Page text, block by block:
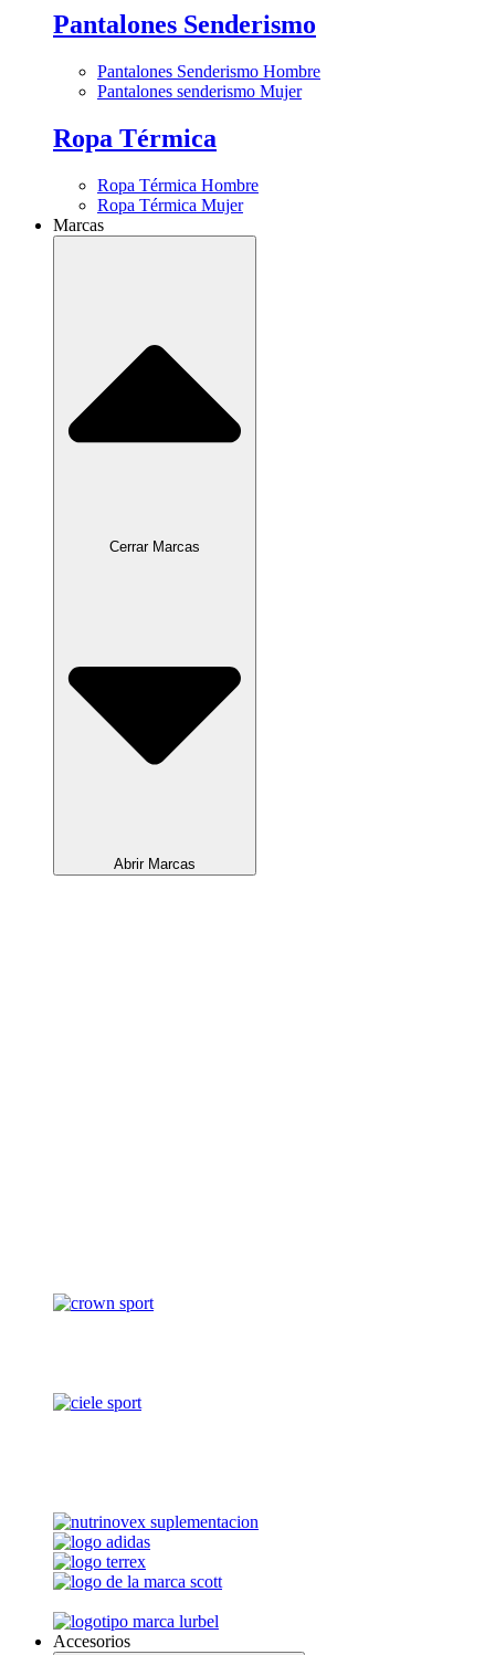
Pantalones Senderismo
Pantalones Senderismo Hombre
Pantalones senderismo Mujer
Ropa Térmica
Ropa Térmica Hombre
Ropa Térmica Mujer
Marcas
Cerrar Marcas
Abrir Marcas
Accesorios